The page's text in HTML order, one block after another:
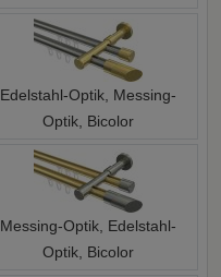
Edelstahl-Optik, Messing-
Optik, Bicolor
Messing-Optik, Edelstahl-
Optik, Bicolor